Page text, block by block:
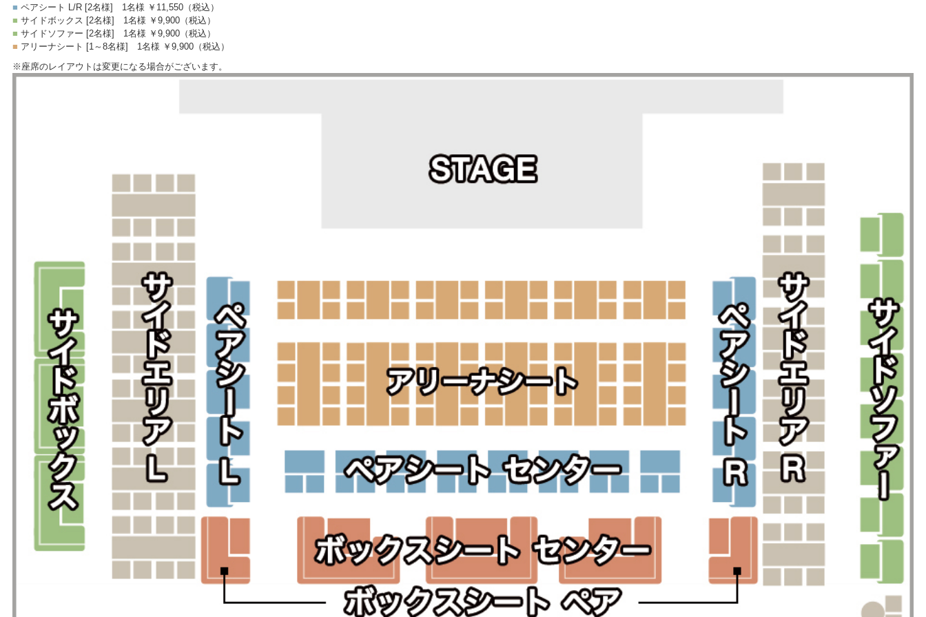
■ ペアシート L/R [2名様] 1名様 ￥11,550 （税込）
■ サイドボックス [2名様] 1名様 ￥9,900 （税込）
■ サイドソファー [2名様] 1名様 ￥9,900 （税込）
■ アリーナシート [1～8名様] 1名様 ￥9,900 （税込）
※座席のレイアウトは変更になる場合がございます。